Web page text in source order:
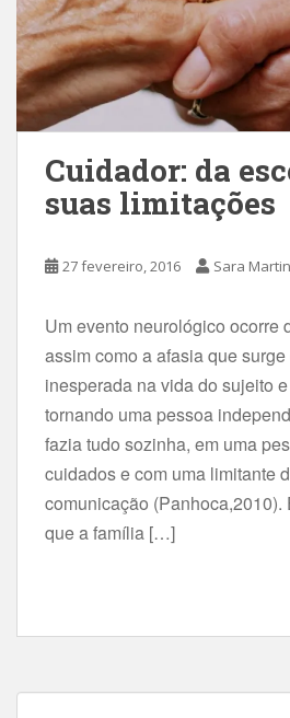
Cuidador: da
suas limitações
27 fevereiro, 2016 Sara
Um evento neurológico ocorre
assim como a afasia que
inesperada na vida do sujeito
tornando uma pessoa
fazia tudo sozinha, em uma
cuidados e com uma limitante
comunicação (Panhoca,2010).
que a família […]